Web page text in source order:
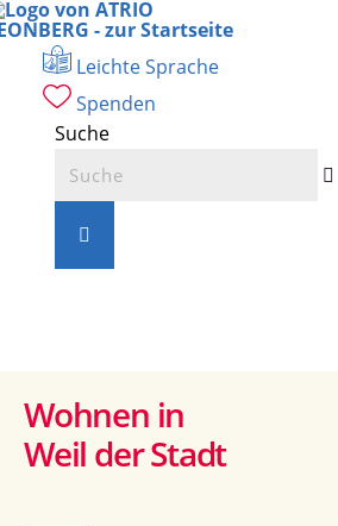
Zum
Inhalt
springen
Leichte Sprache
Spenden
Suche
Wohnen in
Weil der Stadt